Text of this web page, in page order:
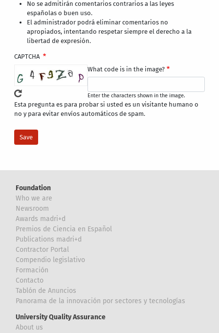
No se admitirán comentarios contrarios a las leyes
españolas o buen uso.
El administrador podrá eliminar comentarios no
apropiados, intentando respetar siempre el derecho a la
libertad de expresión.
CAPTCHA
What code is in the image?
Enter the characters shown in the image.
Esta pregunta es para probar si usted es un visitante humano o
no y para evitar envíos automáticos de spam.
Foundation
Who we are
Newsroom
Awards madri+d
Premios de Ciencia en Español
Publications madri+d
Contractor Portal
Compendio legislativo
Formación
Contacto
Tablón de Anuncios
Panorama de la innovación por sectores y tecnologías
University Quality Assurance
About us